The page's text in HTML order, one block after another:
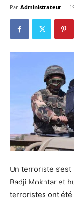
Par Administrateur -
Un terroriste
Badji Mokhtar et
terroristes ont été